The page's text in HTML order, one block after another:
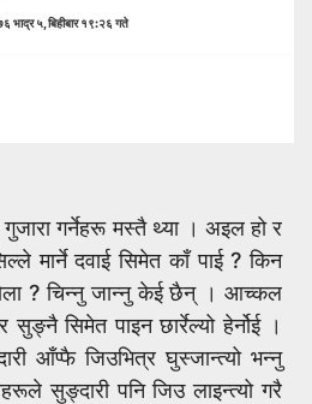
भाद्र ५, बिहीबार १९:२६ गते
गर्नेहरू मस्तै थ्या । अइल हो र
मार्ने दवाई सिमेत काँ पाई ? किन
? चिन्नु जान्नु केई छैन् । आच्कल
सिमेत पाइन छार्रेल्यो हेर्नोई ।
आँप्फै जिउभित्र घुस्जान्त्यो भन्नु
सुङ्दारी पनि जिउ लाइन्त्यो गरै